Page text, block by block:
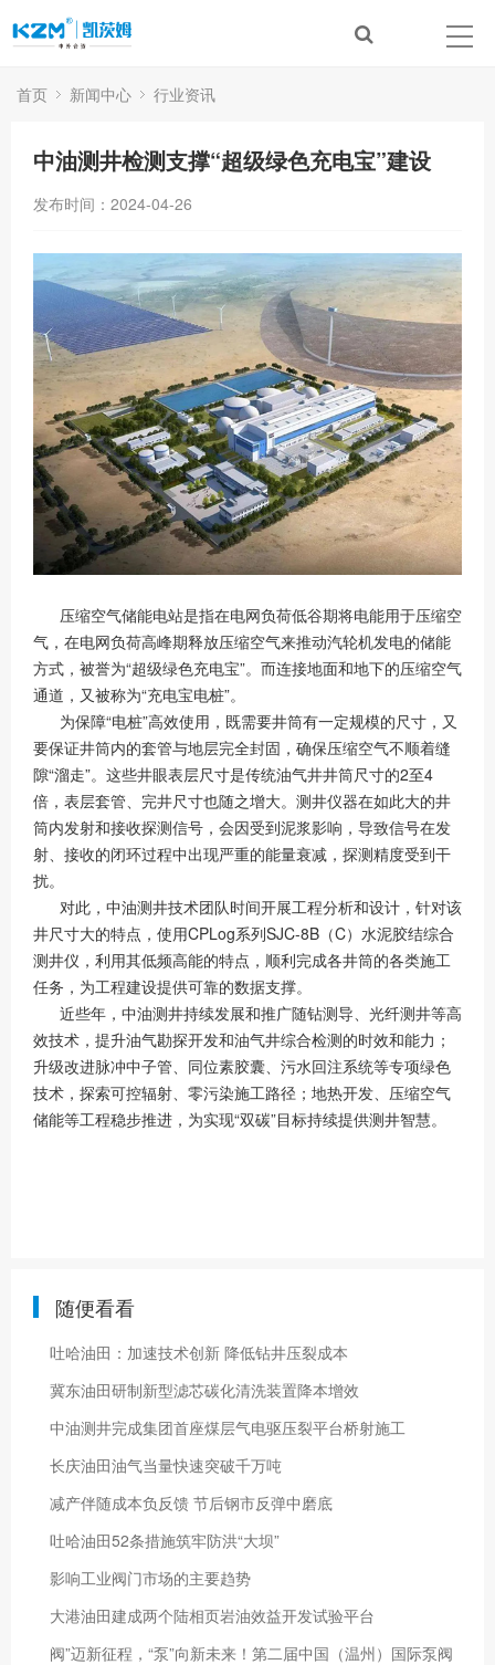
首页 新闻中心 行业资讯
中油测井检测支撑“超级绿色充电宝”建设
发布时间：2024-04-26
压缩空气储能电站是指在电网负荷低谷期将电能用于压缩空
气，在电网负荷高峰期释放压缩空气来推动汽轮机发电的储能
方式，被誉为“超级绿色充电宝”。而连接地面和地下的压缩空气
通道，又被称为“充电宝电桩”。
为保障“电桩”高效使用，既需要井筒有一定规模的尺寸，又
要保证井筒内的套管与地层完全封固，确保压缩空气不顺着缝
隙“溜走”。这些井眼表层尺寸是传统油气井井筒尺寸的2至4
倍，表层套管、完井尺寸也随之增大。测井仪器在如此大的井
筒内发射和接收探测信号，会因受到泥浆影响，导致信号在发
射、接收的闭环过程中出现严重的能量衰减，探测精度受到干
扰。
对此，中油测井技术团队时间开展工程分析和设计，针对该
井尺寸大的特点，使用CPLog系列SJC-8B（C）水泥胶结综合
测井仪，利用其低频高能的特点，顺利完成各井筒的各类施工
任务，为工程建设提供可靠的数据支撑。
近些年，中油测井持续发展和推广随钻测导、光纤测井等高
效技术，提升油气勘探开发和油气井综合检测的时效和能力；
升级改进脉冲中子管、同位素胶囊、污水回注系统等专项绿色
技术，探索可控辐射、零污染施工路径；地热开发、压缩空气
储能等工程稳步推进，为实现“双碳”目标持续提供测井智慧。
随便看看
吐哈油田：加速技术创新 降低钻井压裂成本
冀东油田研制新型滤芯碳化清洗装置降本增效
中油测井完成集团首座煤层气电驱压裂平台桥射施工
长庆油田油气当量快速突破千万吨
减产伴随成本负反馈 节后钢市反弹中磨底
吐哈油田52条措施筑牢防洪“大坝”
影响工业阀门市场的主要趋势
大港油田建成两个陆相页岩油效益开发试验平台
阀”迈新征程，“泵”向新未来！第二届中国（温州）国际泵阀